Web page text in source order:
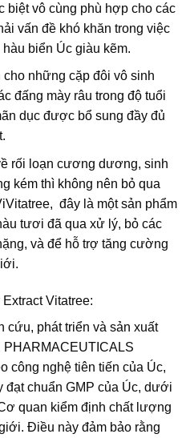
biệt vô cùng phù hợp cho các
vấn đề khó khăn trong việc
biển Úc giàu kẽm.
những cặp đôi vô sinh
đấng mày râu trong độ tuổi
dục được bổ sung đầy đủ
rối loạn cương dương, sinh
kém thì không nên bỏ qua
đây là một sản phẩm
tươi đã qua xử lý, bỏ các
và để hỗ trợ tăng cường
Vitatree:
cứu, phát triển và sản xuất
công nghệ tiên tiến của Úc,
đạt chuẩn GMP của Úc, dưới
quan kiểm định chất lượng
Điều này đảm bảo rằng